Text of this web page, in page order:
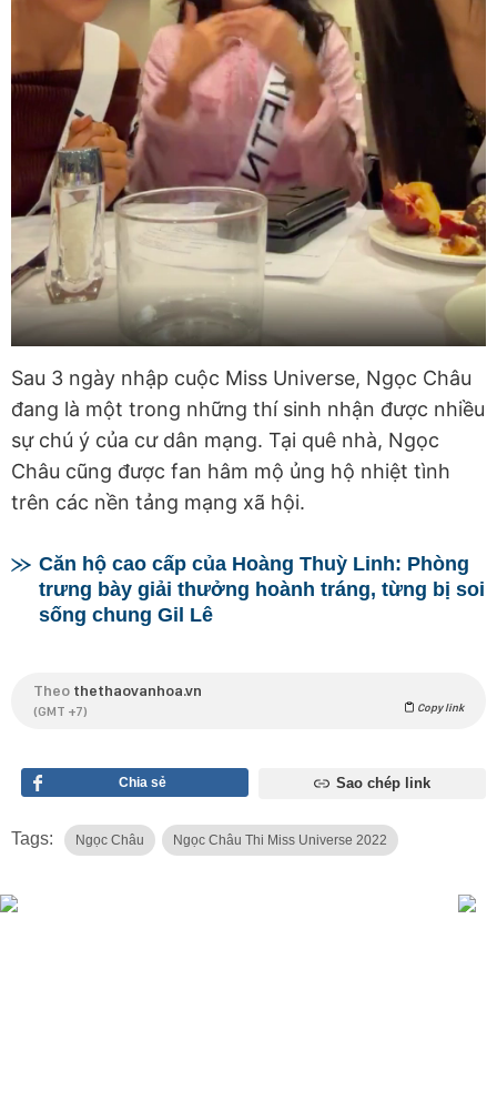
Sau 3 ngày nhập cuộc Miss Universe, Ngọc Châu
đang là một trong những thí sinh nhận được nhiều
sự chú ý của cư dân mạng. Tại quê nhà, Ngọc
Châu cũng được fan hâm mộ ủng hộ nhiệt tình
trên các nền tảng mạng xã hội.
Căn hộ cao cấp của Hoàng Thuỳ Linh: Phòng
trưng bày giải thưởng hoành tráng, từng bị soi
sống chung Gil Lê
Theo thethaovanhoa.vn
(GMT +7) Copy link
Chia sẻ Sao chép link
Tags: Ngọc Châu Ngọc Châu Thi Miss Universe 2022